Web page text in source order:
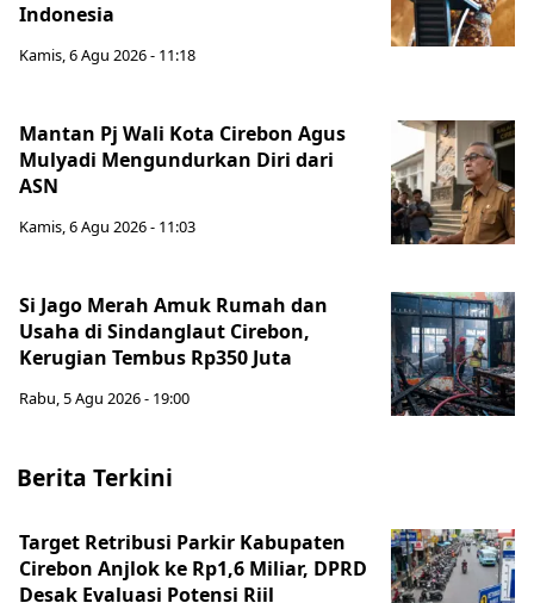
Indonesia
Kamis, 6 Agu 2026 - 11:18
Mantan Pj Wali Kota Cirebon Agus
Mulyadi Mengundurkan Diri dari
ASN
Kamis, 6 Agu 2026 - 11:03
Si Jago Merah Amuk Rumah dan
Usaha di Sindanglaut Cirebon,
Kerugian Tembus Rp350 Juta
Rabu, 5 Agu 2026 - 19:00
Berita Terkini
Target Retribusi Parkir Kabupaten
Cirebon Anjlok ke Rp1,6 Miliar, DPRD
Desak Evaluasi Potensi Riil